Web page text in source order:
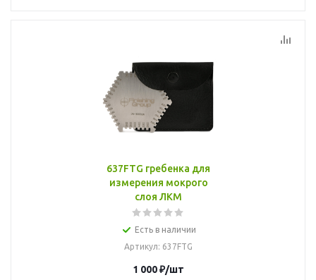
637FTG гребенка для
измерения мокрого
слоя ЛКМ
Есть в наличии
Артикул: 637FTG
1 000₽/шт